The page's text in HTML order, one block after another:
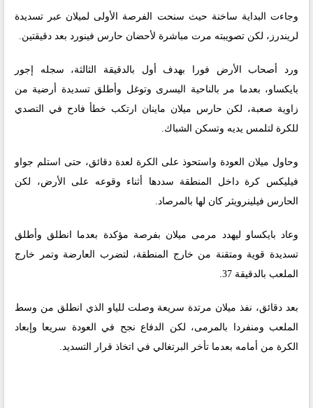
وجاءت البداية ساخنة حيث سنحت الفرصة الأولى لميلان عبر تسديدة
لريندرز، لكن تصويبته مرت مباشرة لأحضان حارس فينورد بعد دقيقتين.
ورد أصحاب الأرض فورا بهدف أول بالدقيقة الثالثة، سجله إجور
بايكساو، بعدما مر بالناحية اليسرى وتوغل وأطلق تسديدة أرضية من
زاوية صعبة، لكن حارس ميلان ماينان ارتكب خطأ فادح في التصدي
للكرة لتلمس يديه وتسكن الشباك.
وحاول ميلان العودة واستحوذ على الكرة لعدة دقائق، حتى استلم جواو
فيليكس كرة داخل المنطقة سددها أثناء وقوعه على الأرض، لكن
الحارس فيلينرويثر كان لها بالمرصاد.
وعاد بايكساو ليهدد مرمى ميلان بفرصة مؤكدة بعدما انطلق وأطلق
تسديدة قوية ومتقنة من خارج المنطقة، لتضرب العارضة وتمر خارج
الملعب بالدقيقة 37.
بعد دقائق، نفذ ميلان مرتدة سريعة وصلت للياو الذي انطلق من وسط
الملعب ومنفردا بالمرمى، لكن الدفاع نجح في العودة سريعا وإبعاد
الكرة من أمامه بعدما تأخر البرتغالي في اتخاذ قرار التسديد.